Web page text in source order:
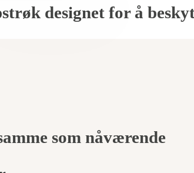
designet for å
som nåværende